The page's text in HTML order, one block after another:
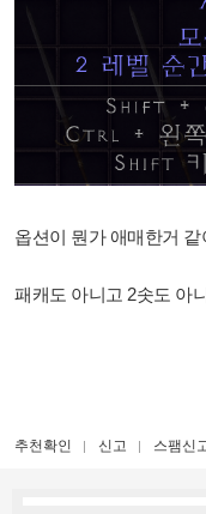
옵션이 뭔가 애매한거 같
패캐도 아니고 2솟도 아
추천확인 신고 스팸신